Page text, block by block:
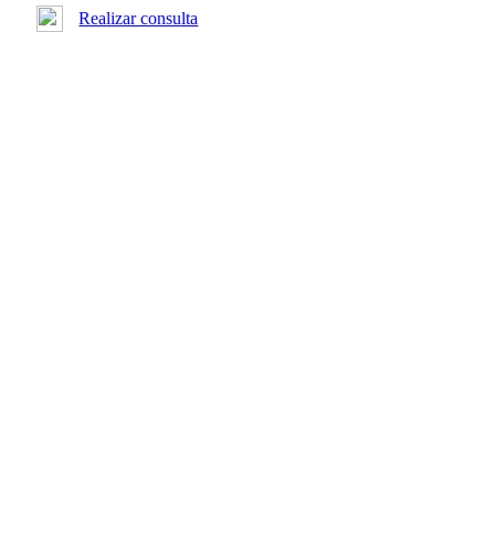
Realizar consulta